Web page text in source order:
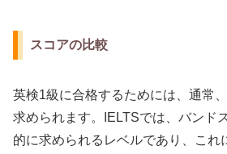
スコアの比較
英検1級に合格するためには、通常
求められます。IELTSでは、バンド
的に求められるレベルであり、これ